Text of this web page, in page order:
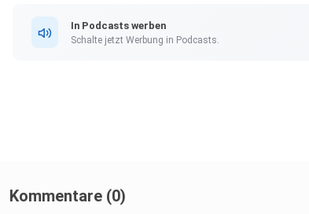
In Podcasts werben
Schalte jetzt Werbung in Podcasts.
Kommentare (0)